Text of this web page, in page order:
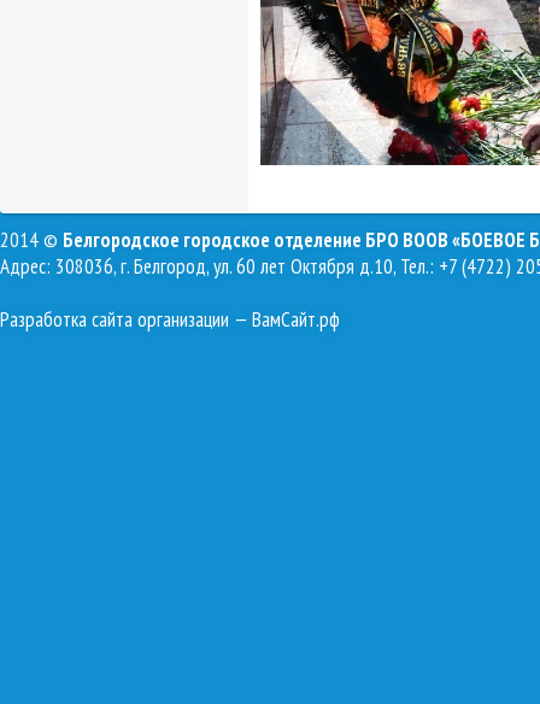
2014 © Белгородское городское отделение БРО ВООВ «БОЕВОЕ
Адрес: 308036, г. Белгород, ул. 60 лет Октября д.10, Тел.: +7 (4722)
Разработка сайта организации — ВамСайт.рф